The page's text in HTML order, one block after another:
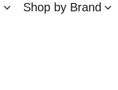
Shop by Brand